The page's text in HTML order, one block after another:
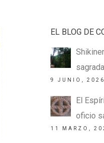
EL BLOG DE
9 JUNIO, 2026
El
oficio
11 MARZO,